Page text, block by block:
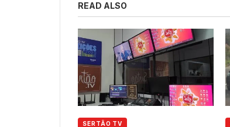
READ ALSO
SERTÃO TV